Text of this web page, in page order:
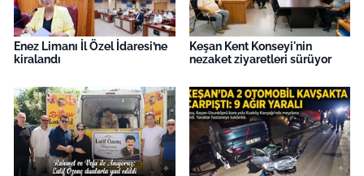
Enez Limanı İl Özel İdaresi’ne
kiralandı
Keşan Kent Konseyi'nin
nezaket ziyaretleri sürüyor